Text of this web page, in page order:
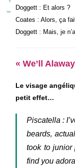
Doggett : Et alors ?
Coates : Alors, ça
Doggett : Mais, je
« We’ll
Le visage
petit effet…
Piscatella :
beards,
took to junior
find you